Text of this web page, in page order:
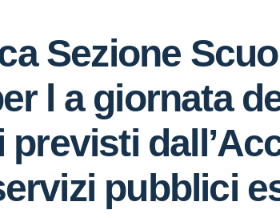
Sezione
l a giornata
pubblici